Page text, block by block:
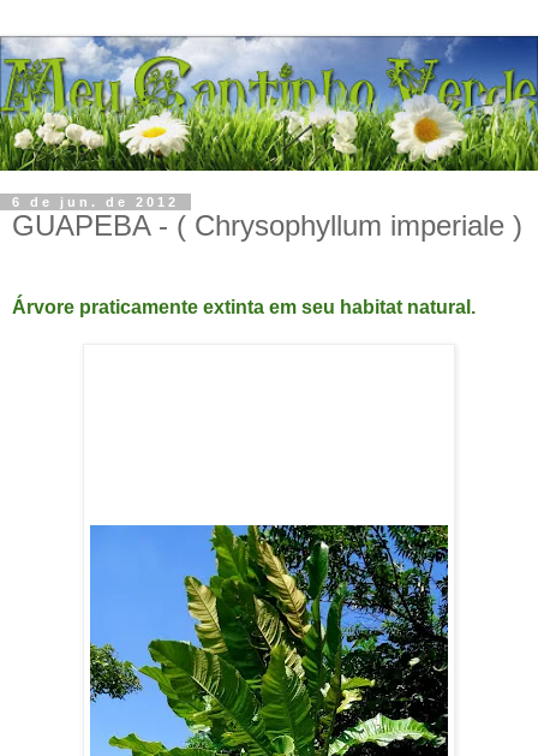
6 de jun. de 2012
GUAPEBA - ( Chrysophyllum imperiale )
Árvore praticamente extinta em seu habitat natural.